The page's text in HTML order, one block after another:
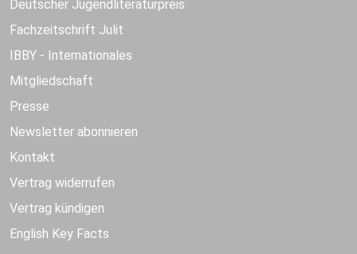
Deutscher Jugendliteraturpreis
Fachzeitschrift Julit
IBBY - Internationales
Mitgliedschaft
Presse
Newsletter abonnieren
Kontakt
Vertrag widerrufen
Vertrag kündigen
English Key Facts